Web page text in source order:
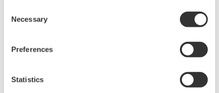
Selection
Necessary
Preferences
Statistics